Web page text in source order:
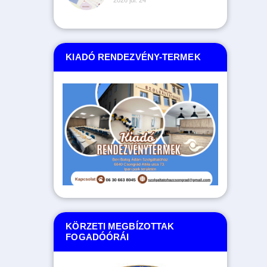
KIADÓ RENDEZVÉNY-TERMEK
KÖRZETI MEGBÍZOTTAK
FOGADÓÓRÁI